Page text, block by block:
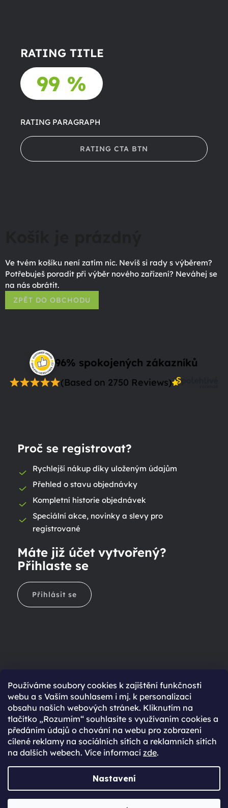
Používáme soubory cookies k zajištění funkčnosti
webu a s Vaším souhlasem i mj. k personalizaci
obsahu našich webových stránek. Kliknutím na
tlačítko „Rozumím“ souhlasíte s využívaním cookies a
předáním údajů o chování na webu pro zobrazení
cílené reklamy na sociálních sítích a reklamních sítích
na dalších webech. Více informací zde.
Nastavení
RATING TITLE
99 %
RATING PARAGRAPH
RATING CTA BTN
Ve tvém košíku není zatím nic. Nevíš si rady s výběrem?
Potřebuješ poradit při výběr nového zařízení? Neváhej se
na nás obrátit.
ZPĚT DO OBCHODU
96% spokojených zákazníků
(Based on 2750 Reviews)
Proč se registrovat?
Rychlejší nákup díky uloženým údajům
Přehled o stavu objednávky
Kompletní historie objednávek
Speciální akce, novinky a slevy pro
registrované
Máte již účet vytvořený?
Přihlaste se
Přihlásit se
Ještě nemáte účet?
Rychlejší nákup díky uloženým údajům
Přehled o stavu objednávky
Kompletní historie objednávek
Speciální akce, novinky a slevy pro registrované
Vytvořil Shoptet Premium